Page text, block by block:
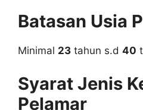
Batasan Usia
Minimal 23 tahun s.d 40
Syarat Jenis
Pelamar